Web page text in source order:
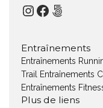
Instagram
Facebook
500px
Entraînements
Entraînements
Trail
Entraînements
Entraînements
Plus de liens